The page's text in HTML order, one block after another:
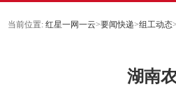
当前位置: 红星一网一云>要闻快递>组工动态>
湖南